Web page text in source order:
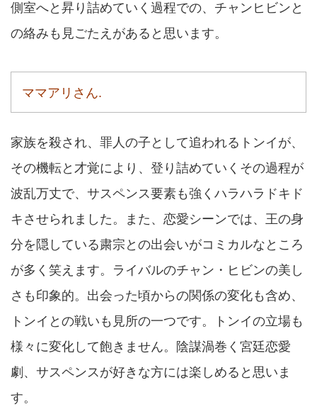
側室へと昇り詰めていく過程での、チャンヒビンと
の絡みも見ごたえがあると思います。
ママアリさん.
家族を殺され、罪人の子として追われるトンイが、
その機転と才覚により、登り詰めていくその過程が
波乱万丈で、サスペンス要素も強くハラハラドキド
キさせられました。また、恋愛シーンでは、王の身
分を隠している粛宗との出会いがコミカルなところ
が多く笑えます。ライバルのチャン・ヒビンの美し
さも印象的。出会った頃からの関係の変化も含め、
トンイとの戦いも見所の一つです。トンイの立場も
様々に変化して飽きません。陰謀渦巻く宮廷恋愛
劇、サスペンスが好きな方には楽しめると思いま
す。